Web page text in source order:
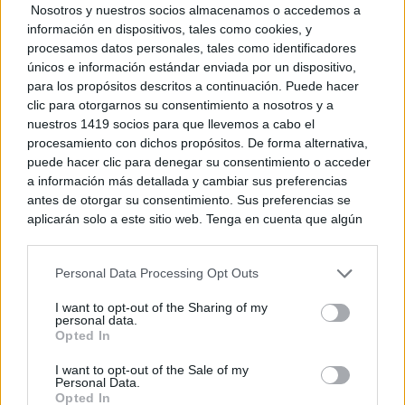
Nosotros y nuestros socios almacenamos o accedemos a
información en dispositivos, tales como cookies, y
procesamos datos personales, tales como identificadores
únicos e información estándar enviada por un dispositivo,
para los propósitos descritos a continuación. Puede hacer
clic para otorgarnos su consentimiento a nosotros y a
nuestros 1419 socios para que llevemos a cabo el
procesamiento con dichos propósitos. De forma alternativa,
puede hacer clic para denegar su consentimiento o acceder
a información más detallada y cambiar sus preferencias
antes de otorgar su consentimiento. Sus preferencias se
aplicarán solo a este sitio web. Tenga en cuenta que algún
rechazar tal procesamiento. Puede cambiar sus preferencias
a este sitio y haciendo clic en el botón "Privacidad" en la
parte inferior de la página web.
Please note that this website/app uses one or more Google
services and may gather and store information including but
not limited to your visit or usage behaviour. You may click to
Personal Data Processing Opt Outs
I want to opt-out of the Sharing of my
personal data.
Opted In
I want to opt-out of the Sale of my
Personal Data.
Opted In
animales silvestres heridos o en situación de riesgo,
sino también a labores de investigación y análisis
forense en casos de mortalidad no natural, como los
provocados por veneno, electrocución u otras causas.
TE RECOMENDAMOS